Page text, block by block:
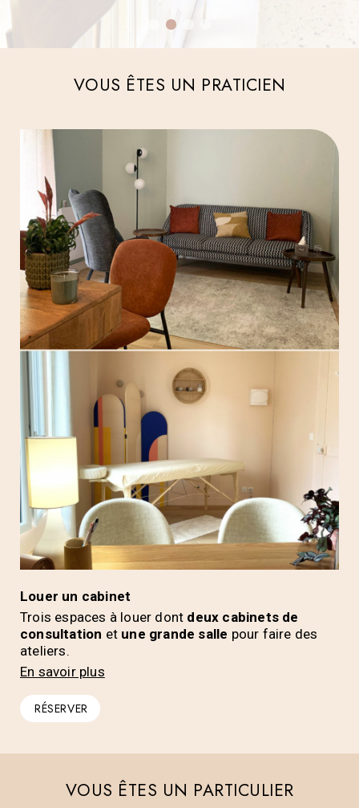
VOUS ÊTES UN PRATICIEN
Louer un cabinet
Trois espaces à louer dont deux cabinets de
consultation et une grande salle pour faire des
ateliers.
En savoir plus
RÉSERVER
VOUS ÊTES UN PARTICULIER